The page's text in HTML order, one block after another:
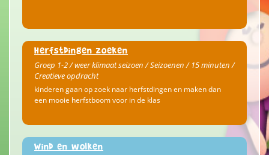
Herfstdingen zoeken
Groep 1-2 / weer klimaat seizoen / Seizoenen / 15 minuten /
Creatieve opdracht
kinderen gaan op zoek naar herfstdingen en maken dan
een mooie herfstboom voor in de klas
Wind en wolken